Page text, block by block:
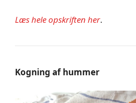
Læs hele opskriften her.
Kogning af hummer